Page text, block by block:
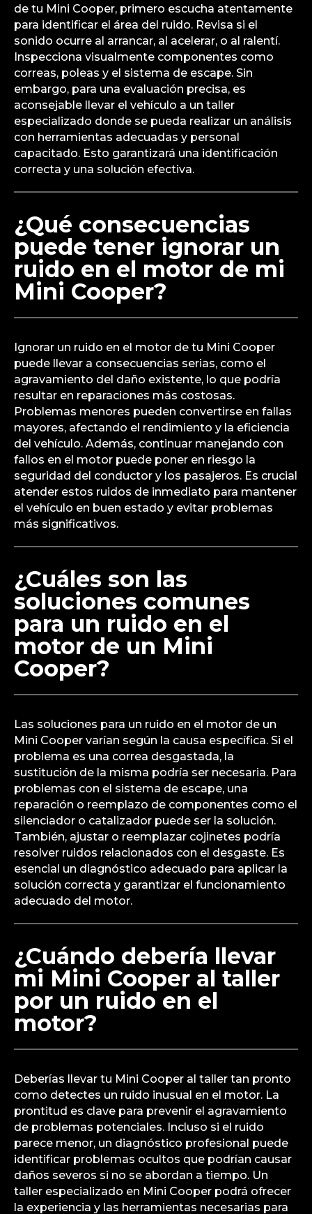
de tu Mini Cooper, primero escucha atentamente
para identificar el área del ruido. Revisa si el
sonido ocurre al arrancar, al acelerar, o al ralentí.
Inspecciona visualmente componentes como
correas, poleas y el sistema de escape. Sin
embargo, para una evaluación precisa, es
aconsejable llevar el vehículo a un taller
especializado donde se pueda realizar un análisis
con herramientas adecuadas y personal
capacitado. Esto garantizará una identificación
correcta y una solución efectiva.
¿Qué consecuencias
puede tener ignorar un
ruido en el motor de mi
Mini Cooper?
Ignorar un ruido en el motor de tu Mini Cooper
puede llevar a consecuencias serias, como el
agravamiento del daño existente, lo que podría
resultar en reparaciones más costosas.
Problemas menores pueden convertirse en fallas
mayores, afectando el rendimiento y la eficiencia
del vehículo. Además, continuar manejando con
fallos en el motor puede poner en riesgo la
seguridad del conductor y los pasajeros. Es crucial
atender estos ruidos de inmediato para mantener
el vehículo en buen estado y evitar problemas
más significativos.
¿Cuáles son las
soluciones comunes
para un ruido en el
motor de un Mini
Cooper?
Las soluciones para un ruido en el motor de un
Mini Cooper varían según la causa específica. Si el
problema es una correa desgastada, la
sustitución de la misma podría ser necesaria. Para
problemas con el sistema de escape, una
reparación o reemplazo de componentes como el
silenciador o catalizador puede ser la solución.
También, ajustar o reemplazar cojinetes podría
resolver ruidos relacionados con el desgaste. Es
esencial un diagnóstico adecuado para aplicar la
solución correcta y garantizar el funcionamiento
adecuado del motor.
¿Cuándo debería llevar
mi Mini Cooper al taller
por un ruido en el
motor?
Deberías llevar tu Mini Cooper al taller tan pronto
como detectes un ruido inusual en el motor. La
prontitud es clave para prevenir el agravamiento
de problemas potenciales. Incluso si el ruido
parece menor, un diagnóstico profesional puede
identificar problemas ocultos que podrían causar
daños severos si no se abordan a tiempo. Un
taller especializado en Mini Cooper podrá ofrecer
la experiencia y las herramientas necesarias para